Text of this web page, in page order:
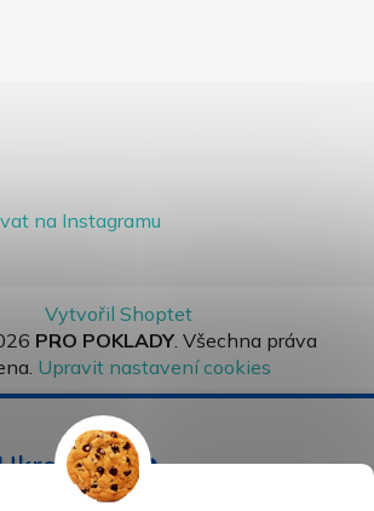
na Instagramu
Vytvořil Shoptet
PRO POKLADY. Všechna práva
Upravit nastavení cookies
❤️